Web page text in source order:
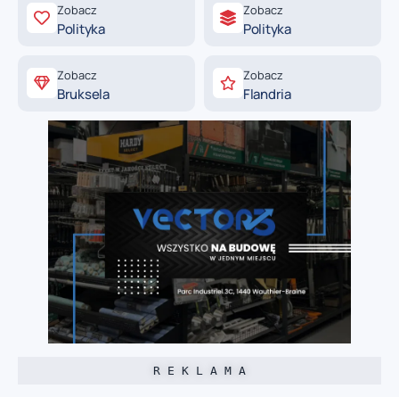
Zobacz
Polityka
Zobacz
Polityka
Zobacz
Bruksela
Zobacz
Flandria
R E K L A M A